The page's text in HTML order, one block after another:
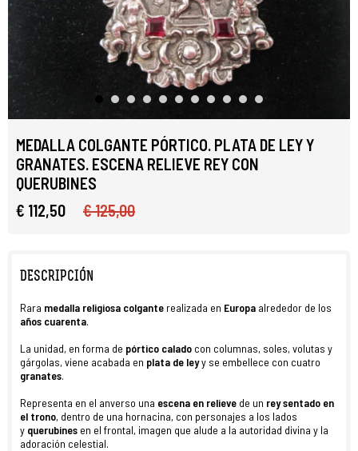
MEDALLA COLGANTE PÓRTICO. PLATA DE LEY Y
GRANATES. ESCENA RELIEVE REY CON
QUERUBINES
€ 112,50
€ 125,00
DESCRIPCIÓN
Rara medalla religiosa colgante realizada en Europa alrededor de los
años cuarenta.
La unidad, en forma de pórtico calado con columnas, soles, volutas y
gárgolas, viene acabada en plata de leyy se embellece con cuatro
granates.
Representa en el anverso una escena en relieve de un rey sentado en
el trono, dentro de una hornacina, con personajes a los lados
y querubines en el frontal, imagen que alude a la autoridad divina y la
adoración celestial.